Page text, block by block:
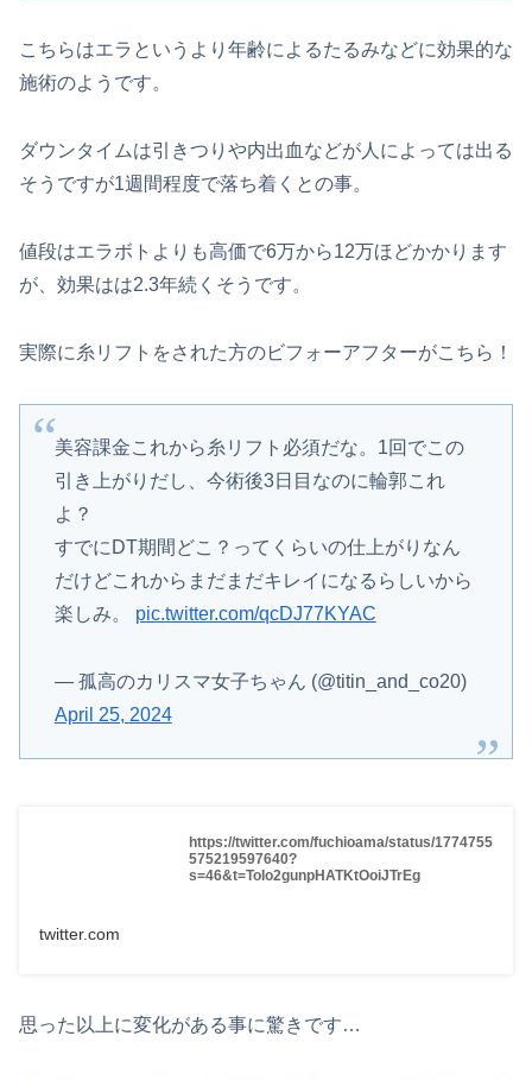
こちらはエラというより年齢によるたるみなどに効果的な
施術のようです。
ダウンタイムは引きつりや内出血などが人によっては出る
そうですが1週間程度で落ち着くとの事。
値段はエラボトよりも高価で6万から12万ほどかかります
が、効果はは2.3年続くそうです。
実際に糸リフトをされた方のビフォーアフターがこちら！
美容課金これから糸リフト必須だな。1回でこの
引き上がりだし、今術後3日目なのに輪郭これ
よ？
すでにDT期間どこ？ってくらいの仕上がりなん
だけどこれからまだまだキレイになるらしいから
楽しみ。 pic.twitter.com/qcDJ77KYAC
— 孤高のカリスマ女子ちゃん (@titin_and_co20)
April 25, 2024
https://twitter.com/fuchioama/status/1774755
575219597640?
s=46&t=ToIo2gunpHATKtOoiJTrEg
twitter.com
思った以上に変化がある事に驚きです…